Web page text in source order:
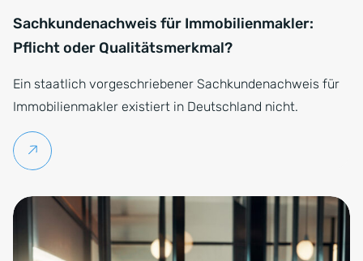
Sachkundenachweis für Immobilienmakler:
Pflicht oder Qualitätsmerkmal?
Ein staatlich vorgeschriebener Sachkundenachweis für
Immobilienmakler existiert in Deutschland nicht.
Weiterlesen